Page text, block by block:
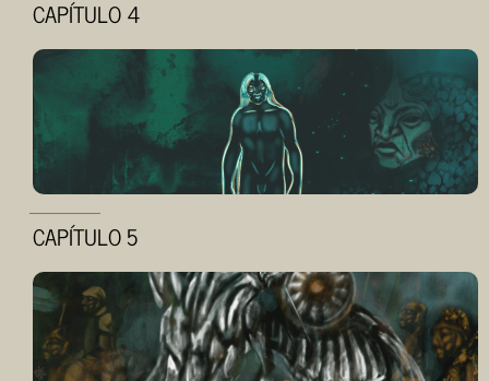
CAPÍTULO 4
CAPÍTULO 5